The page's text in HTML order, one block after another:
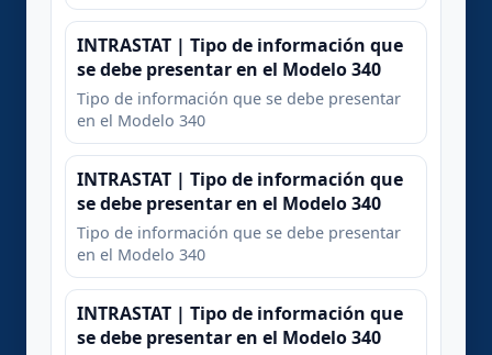
INTRASTAT | Tipo de información que
se debe presentar en el Modelo 340
Tipo de información que se debe presentar
en el Modelo 340
INTRASTAT | Tipo de información que
se debe presentar en el Modelo 340
Tipo de información que se debe presentar
en el Modelo 340
INTRASTAT | Tipo de información que
se debe presentar en el Modelo 340